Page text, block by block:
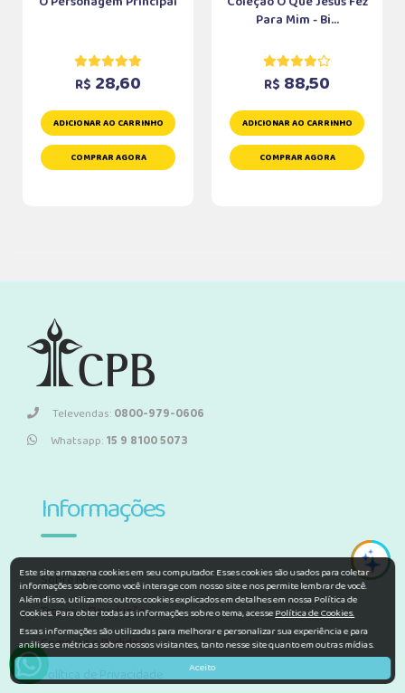
R$ 28,60
ADICIONAR AO CARRINHO
COMPRAR AGORA
Para Mim - Bi...
R$ 88,50
ADICIONAR AO CARRINHO
COMPRAR AGORA
Televendas:0800-979-0606
Whatsapp:15 9 8100 5073
Informações
Sobre Nós
Trocas e Devoluções
Compras e Pedidos
Política de Privacidade
Este site armazena cookies em seu computador. Esses cookies são usados para coletar
informações sobre como você interage com nosso site e nos permite lembrar de você.
Além disso, utilizamos outros cookies explicados em detalhes em nossa Política de
Cookies. Para obter todas as informações sobre o tema, acessePolítica de Cookies.
Essas informações são utilizadas para melhorar e personalizar sua experiência e para
análises e métricas sobre nossos visitantes, tanto nesse site quanto em outras mídias.
Aceito